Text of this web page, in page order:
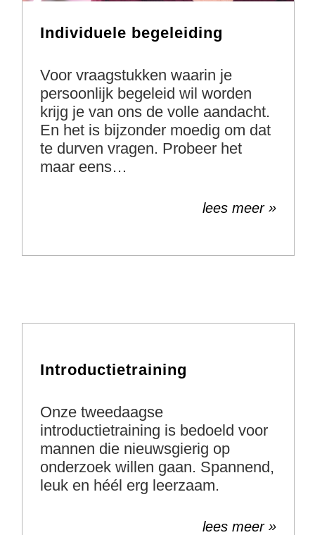
Individuele begeleiding
Voor vraagstukken waarin je
persoonlijk begeleid wil worden
krijg je van ons de volle aandacht.
En het is bijzonder moedig om dat
te durven vragen. Probeer het
maar eens…
lees meer »
Introductietraining
Onze tweedaagse
introductietraining is bedoeld voor
mannen die nieuwsgierig op
onderzoek willen gaan. Spannend,
leuk en héél erg leerzaam.
lees meer »